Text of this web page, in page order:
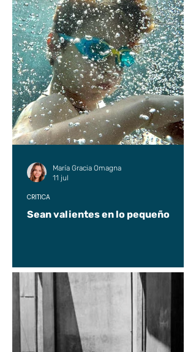
Sean valientes en lo pequeño
CRÍTICA
María Gracia Omagna
11 jul